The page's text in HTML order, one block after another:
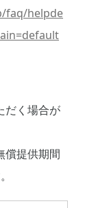
faq/helpde
だく場合が
償提供期間